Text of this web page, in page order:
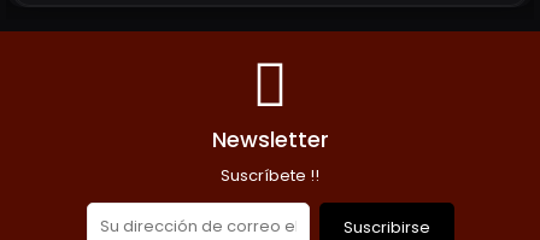
Newsletter
Suscríbete !!
Suscribirse